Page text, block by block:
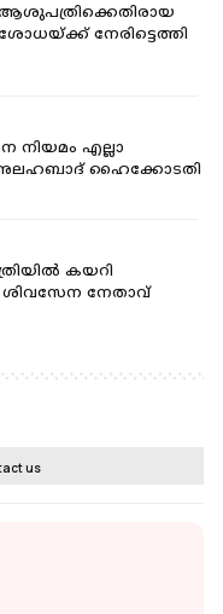
ആശുപത്രിക്കെതിരായ
നേരിട്ടെത്തി
നിയമം എല്ലാ
ഹൈക്കോടതി
കയറി
ശിവസേന നേതാവ്
us